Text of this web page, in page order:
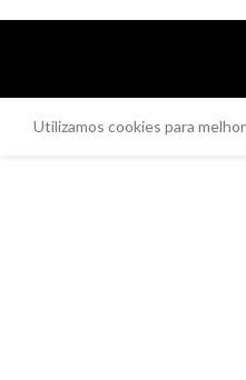
Utilizamos cookies para